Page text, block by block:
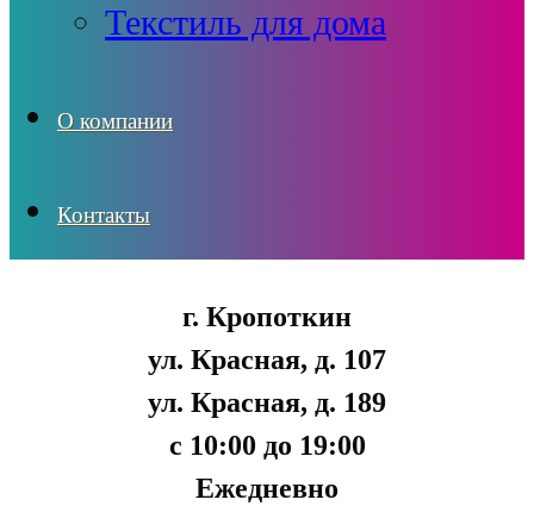
Текстиль для дома
О компании
Контакты
г. Кропоткин
ул. Красная, д. 107
ул. Красная, д. 189
с 10:00 до 19:00
Ежедневно